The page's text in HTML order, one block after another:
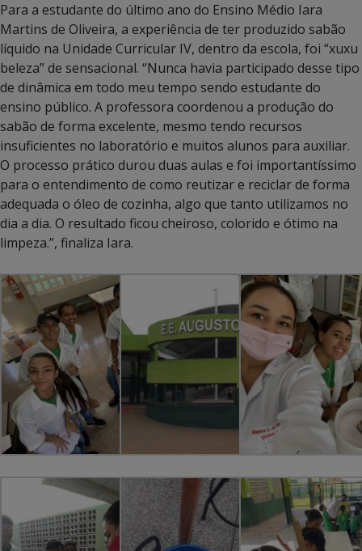
Para a estudante do último ano do Ensino Médio Iara
Martins de Oliveira, a experiência de ter produzido sabão
líquido na Unidade Curricular IV, dentro da escola, foi “xuxu
beleza” de sensacional. “Nunca havia participado desse tipo
de dinâmica em todo meu tempo sendo estudante do
ensino público. A professora coordenou a produção do
sabão de forma excelente, mesmo tendo recursos
insuficientes no laboratório e muitos alunos para auxiliar.
O processo prático durou duas aulas e foi importantíssimo
para o entendimento de como reutizar e reciclar de forma
adequada o óleo de cozinha, algo que tanto utilizamos no
dia a dia. O resultado ficou cheiroso, colorido e ótimo na
limpeza.”, finaliza Iara.